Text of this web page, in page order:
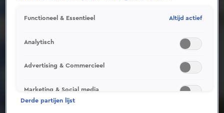
Deze video is niet beschikbaar op je huidige locatie
Functioneel & Essentieel Altijd actief
Analytisch
Advertising & Commercieel
Marketing & Social media
Derde partijen lijst